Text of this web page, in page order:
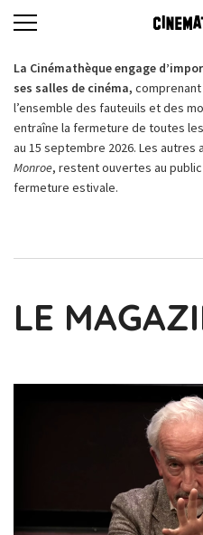
La Cinémathèque engage
ses salles de cinéma,
l’ensemble des fauteuils et des
entraîne la fermeture de toutes
au 15 septembre 2026. Les
Monroe, restent ouvertes au
fermeture estivale.
LE